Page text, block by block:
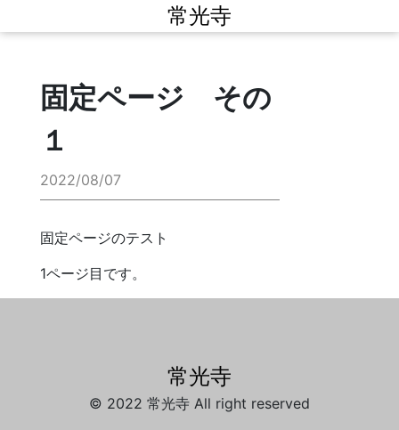
常光寺
固定ページ その
１
2022/08/07
固定ページのテスト
1ページ目です。
常光寺
© 2022 常光寺 All right reserved